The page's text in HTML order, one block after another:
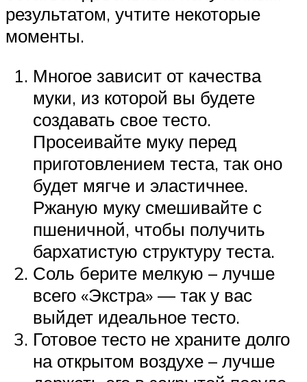
результатом, учтите некоторые
моменты.
Многое зависит от качества
муки, из которой вы будете
создавать свое тесто.
Просеивайте муку перед
приготовлением теста, так оно
будет мягче и эластичнее.
Ржаную муку смешивайте с
пшеничной, чтобы получить
бархатистую структуру теста.
Соль берите мелкую – лучше
всего «Экстра» — так у вас
выйдет идеальное тесто.
Готовое тесто не храните долго
на открытом воздухе – лучше